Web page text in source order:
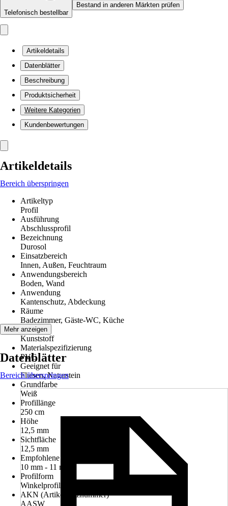
Telefonisch bestellbar
Bestand in anderen Märkten prüfen
Artikeldetails
Datenblätter
Beschreibung
Produktsicherheit
Weitere Kategorien
Kundenbewertungen
Artikeldetails
Bereich überspringen
Artikeltyp
Profil
Ausführung
Abschlussprofil
Bezeichnung
Durosol
Einsatzbereich
Innen, Außen, Feuchtraum
Anwendungsbereich
Boden, Wand
Anwendung
Kantenschutz, Abdeckung
Räume
Badezimmer, Gäste-WC, Küche
Material
Kunststoff
Materialspezifizierung
PVC
Geeignet für
Fliesen, Naturstein
Grundfarbe
Weiß
Profillänge
250 cm
Höhe
12,5 mm
Sichtfläche
12,5 mm
Empfohlene Fliesenstärke
10 mm - 11 mm
Profilform
Winkelprofil
AKN (Artikelkurznummer)
AASW
Mehr anzeigen
Datenblätter
Bereich überspringen